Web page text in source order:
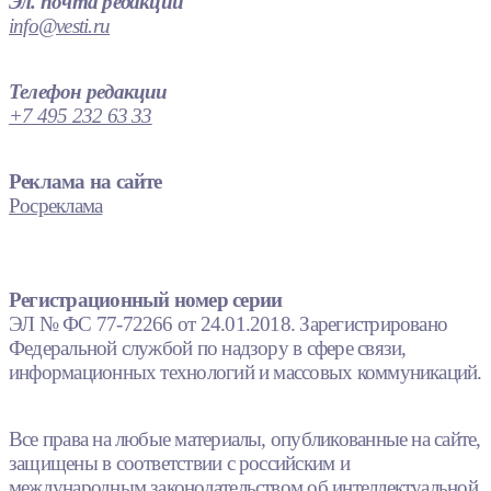
info@vesti.ru
Телефон редакции
+7 495 232 63 33
Реклама на сайте
Росреклама
Регистрационный номер серии
ЭЛ № ФС 77-72266 от 24.01.2018. Зарегистрировано
Федеральной службой по надзору в сфере связи,
информационных технологий и массовых коммуникаций.
Все права на любые материалы, опубликованные на сайте,
защищены в соответствии с российским и